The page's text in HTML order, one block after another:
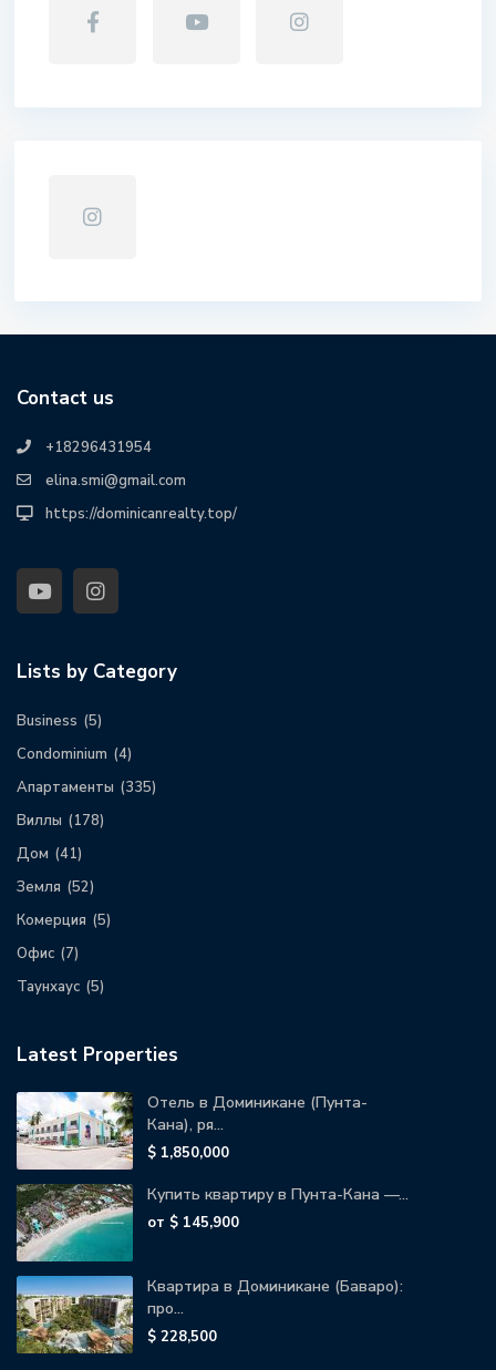
Contact us
+18296431954
elina.smi@gmail.com
https://dominicanrealty.top/
Lists by Category
Business (5)
Condominium (4)
Апартаменты (335)
Виллы (178)
Дом (41)
Земля (52)
Комерция (5)
Офис (7)
Таунхаус (5)
Latest Properties
Отель в Доминикане (Пунта-
Кана), ря...
$ 1,850,000
Купить квартиру в Пунта-Кана —...
от $ 145,900
Квартира в Доминикане (Баваро):
про...
$ 228,500